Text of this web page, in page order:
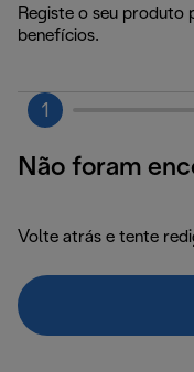
Registe o seu produto
benefícios.
1
Não foram
Volte atrás e tente